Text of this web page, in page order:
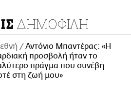
ΔΗΜΟΦΙΛΗ
Αντόνιο Μπαντέρας: «Η
προσβολή ήταν το
πράγμα που συνέβη
στη ζωή μου»